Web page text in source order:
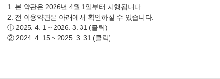
1. 본 약관은 2026년 4월 1일부터 시행됩니다.
2. 전 이용약관은 아래에서 확인하실 수 있습니다.
① 2025. 4. 1 ~ 2026. 3. 31 (클릭)
② 2024. 4. 15 ~ 2025. 3. 31 (클릭)